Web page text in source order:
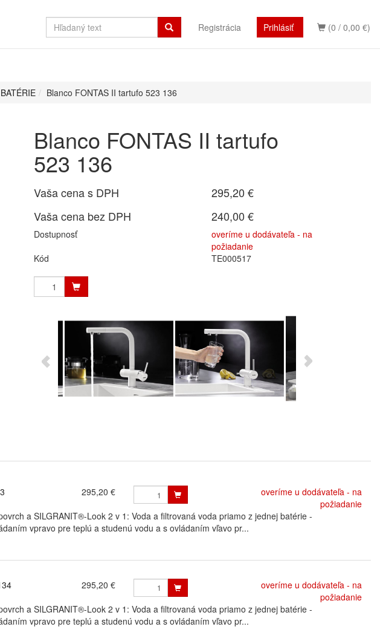
(0 / 0,00 €)
Registrácia Prihlásiť
Blanco FONTAS II tartufo 523 136
Blanco FONTAS II tartufo
523 136
Vaša cena s DPH
295,20 €
Vaša cena bez DPH
240,00 €
Dostupnosť
overíme u dodávateľa - na
požiadanie
Kód
TE000517
295,20 €
overíme u dodávateľa - na
požiadanie
a SILGRANIT®-Look 2 v 1: Voda a filtrovaná voda priamo z jednej batérie -
vpravo pre teplú a studenú vodu a s ovládaním vľavo pr...
295,20 €
overíme u dodávateľa - na
požiadanie
a SILGRANIT®-Look 2 v 1: Voda a filtrovaná voda priamo z jednej batérie -
vpravo pre teplú a studenú vodu a s ovládaním vľavo pr...